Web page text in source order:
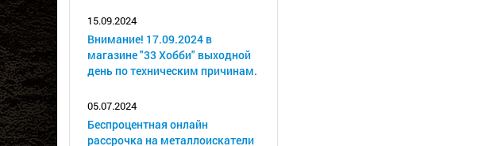
15.09.2024
Внимание! 17.09.2024 в
магазине "33 Хобби" выходной
день по техническим причинам.
05.07.2024
Беспроцентная онлайн
рассрочка на металлоискатели